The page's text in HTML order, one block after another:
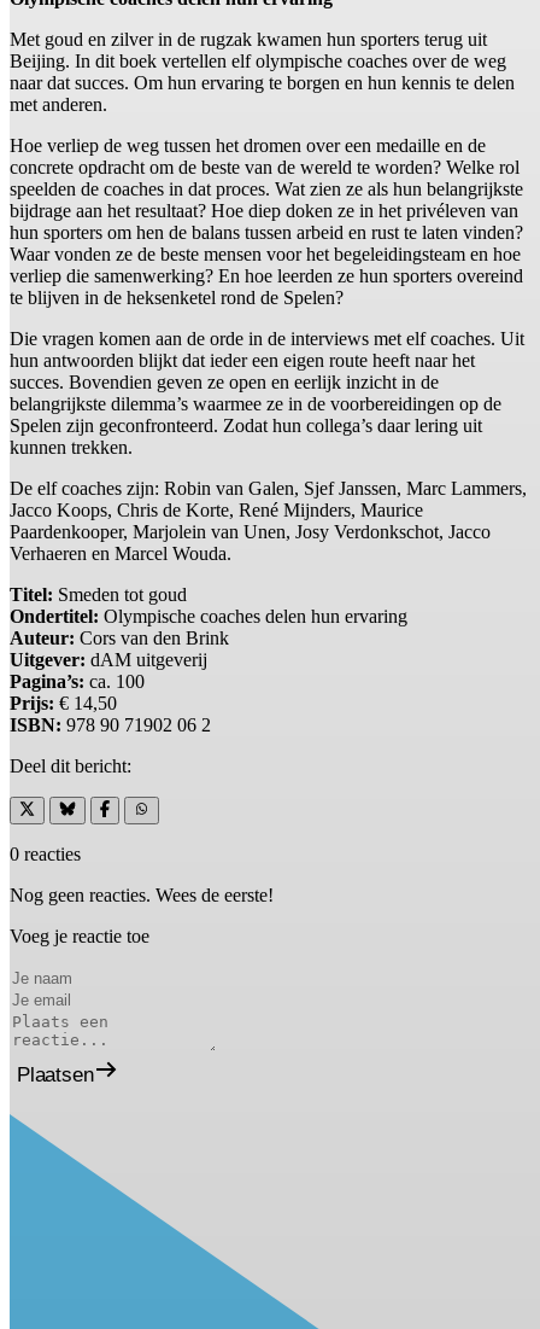
Met goud en zilver in de rugzak kwamen hun sporters terug uit
Beijing. In dit boek vertellen elf olympische coaches over de weg
naar dat succes. Om hun ervaring te borgen en hun kennis te delen
met anderen.
Hoe verliep de weg tussen het dromen over een medaille en de
concrete opdracht om de beste van de wereld te worden? Welke rol
speelden de coaches in dat proces. Wat zien ze als hun belangrijkste
bijdrage aan het resultaat? Hoe diep doken ze in het privéleven van
hun sporters om hen de balans tussen arbeid en rust te laten vinden?
Waar vonden ze de beste mensen voor het begeleidingsteam en hoe
verliep die samenwerking? En hoe leerden ze hun sporters overeind
te blijven in de heksenketel rond de Spelen?
Die vragen komen aan de orde in de interviews met elf coaches. Uit
hun antwoorden blijkt dat ieder een eigen route heeft naar het
succes. Bovendien geven ze open en eerlijk inzicht in de
belangrijkste dilemma’s waarmee ze in de voorbereidingen op de
Spelen zijn geconfronteerd. Zodat hun collega’s daar lering uit
kunnen trekken.
De elf coaches zijn: Robin van Galen, Sjef Janssen, Marc Lammers,
Jacco Koops, Chris de Korte, René Mijnders, Maurice
Paardenkooper, Marjolein van Unen, Josy Verdonkschot, Jacco
Verhaeren en Marcel Wouda.
Titel: Smeden tot goud
Ondertitel: Olympische coaches delen hun ervaring
Auteur: Cors van den Brink
Uitgever: dAM uitgeverij
Pagina’s: ca. 100
Prijs: € 14,50
ISBN: 978 90 71902 06 2
Deel dit bericht:
0 reacties
Nog geen reacties. Wees de eerste!
Voeg je reactie toe
Plaatsen